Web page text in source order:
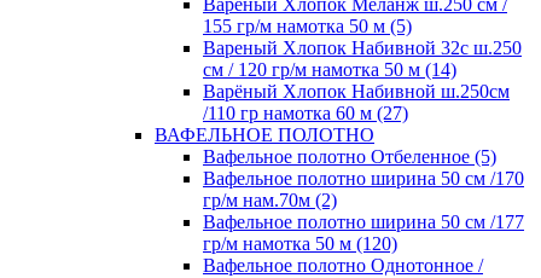
Вареный Хлопок Меланж ш.250 см /
155 гр/м намотка 50 м (5)
Вареный Хлопок Набивной 32с ш.250
см / 120 гр/м намотка 50 м (14)
Варёный Хлопок Набивной ш.250см
/110 гр намотка 60 м (27)
ВАФЕЛЬНОЕ ПОЛОТНО
Вафельное полотно Отбеленное (5)
Вафельное полотно ширина 50 см /170
гр/м нам.70м (2)
Вафельное полотно ширина 50 см /177
гр/м намотка 50 м (120)
Вафельное полотно Однотонное /